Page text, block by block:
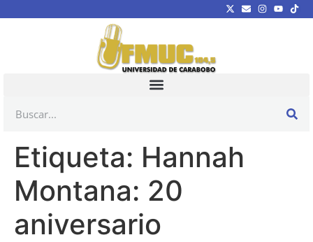
Etiqueta: Hannah
Montana: 20
aniversario